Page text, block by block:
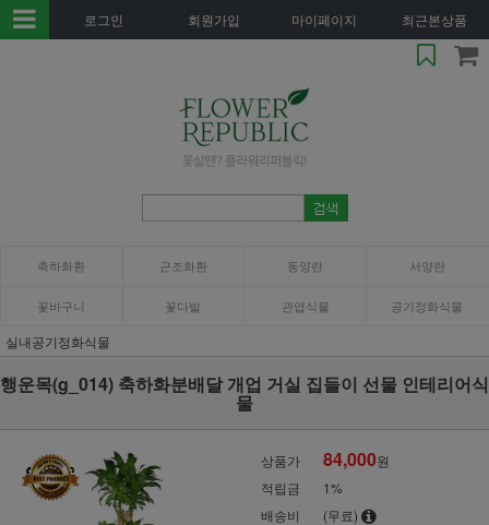
로그인 회원가입 마이페이지 최근본상품
축하화환 근조화환 동양란 서양란
꽃바구니 꽃다발 관엽식물 공기정화식물
실내공기정화식물
행운목(g_014) 축하화분배달 개업 거실 집들이 선물 인테리어식
물
상품가 84,000원
적립금
1%
배송비
(무료)